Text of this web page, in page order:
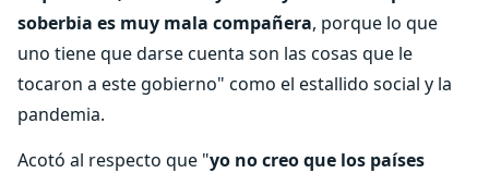
soberbia es muy mala compañera, porque lo que
uno tiene que darse cuenta son las cosas que le
tocaron a este gobierno" como el estallido social y la
pandemia.
Acotó al respecto que "yo no creo que los países